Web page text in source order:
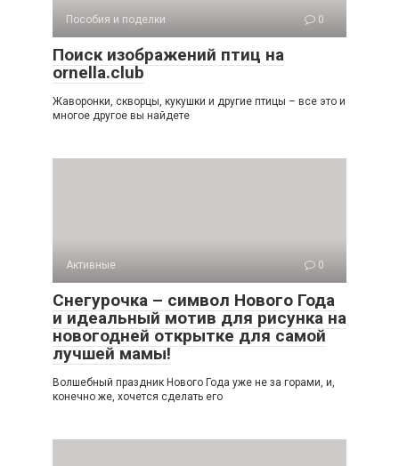
Пособия и поделки 0
Поиск изображений птиц на
ornella.club
Жаворонки, скворцы, кукушки и другие птицы – все это и
многое другое вы найдете
Активные 0
Снегурочка – символ Нового Года
и идеальный мотив для рисунка на
новогодней открытке для самой
лучшей мамы!
Волшебный праздник Нового Года уже не за горами, и,
конечно же, хочется сделать его